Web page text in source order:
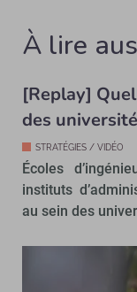
À lire
[Replay]
des
STRATÉGIES / VIDÉO
Écoles
instituts
au sein des